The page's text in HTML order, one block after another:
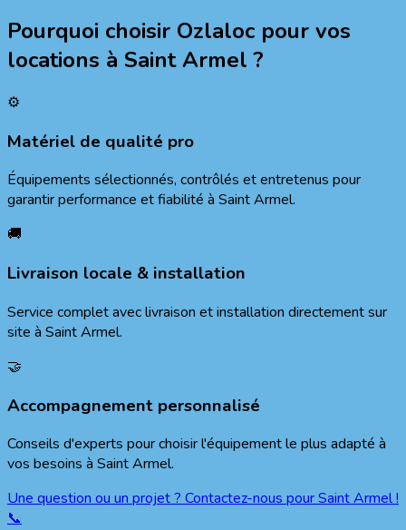
Pourquoi choisir Ozlaloc pour vos
locations à Saint Armel ?
⚙️
Matériel de qualité pro
Équipements sélectionnés, contrôlés et entretenus pour
garantir performance et fiabilité à Saint Armel.
🚚
Livraison locale & installation
Service complet avec livraison et installation directement sur
site à Saint Armel.
🤝
Accompagnement personnalisé
Conseils d'experts pour choisir l'équipement le plus adapté à
vos besoins à Saint Armel.
Une question ou un projet ? Contactez-nous pourSaint Armel!
📞